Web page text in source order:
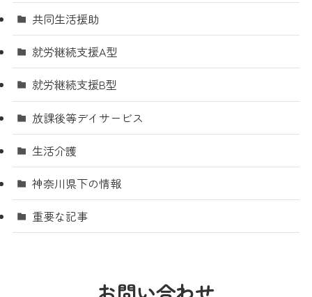
共同生活援助
就労継続支援A型
就労継続支援B型
放課後等デイサービス
生活介護
神奈川県下の情報
重要な記事